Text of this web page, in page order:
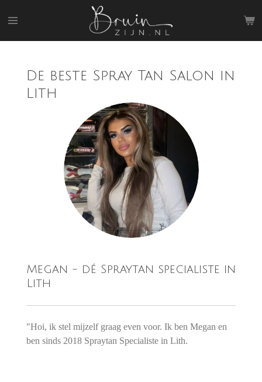
direct
naar
hoofdinhoud
De beste Spray Tan Salon in
Lith
Megan - dé Spraytan specialiste in
Lith
"Hoi, ik stel mijzelf graag even voor. Ik ben Megan en
ben sinds 2018 Spraytan Specialiste in Lith.